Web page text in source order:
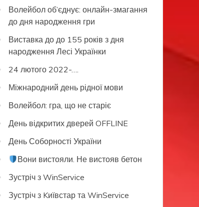
Волейбол об’єднує: онлайн-змагання
до дня народження гри
Виставка до до 155 років з дня
народження Лесі Українки
24 лютого 2022-….
Міжнародний день рідної мови
Волейбол: гра, що не старіє
День відкритих дверей OFFLINE
День Соборності України
Вони вистояли. Не вистояв бетон
Зустріч з WinService
Зустріч з Kиївстар та WinService